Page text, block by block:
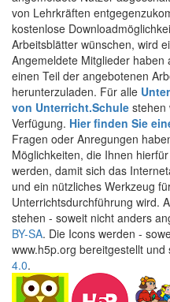
von Lehrkräften
kostenlose
Arbeitsblätter wünschen, wird
Angemeldete Mitglieder haben
einen Teil der angebotenen
herunterzuladen. Für alle
von Unterricht.Schule stehen
Verfügung. Hier finden Sie
Fragen oder Anregungen
Möglichkeiten, die Ihnen
werden, damit sich das
und ein nützliches Werkzeug
Unterrichtsdurchführung wird.
stehen - soweit nicht anders
BY-SA. Die Icons werden -
www.h5p.org bereitgestellt
4.0.